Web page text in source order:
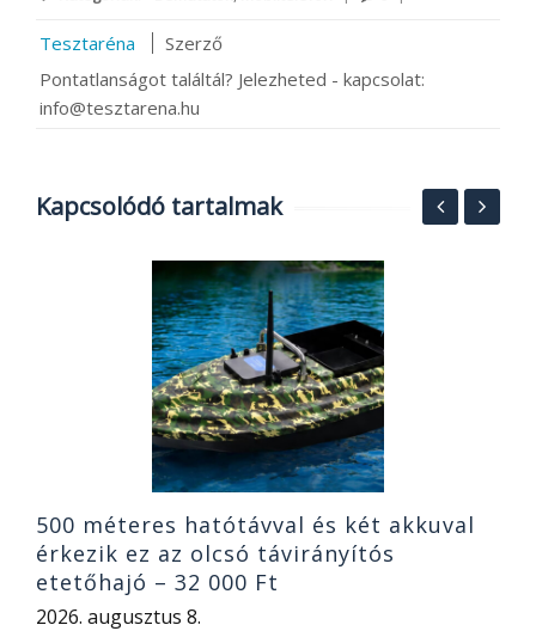
Tesztaréna
Szerző
Pontatlanságot találtál? Jelezheted - kapcsolat:
info@tesztarena.hu
Kapcsolódó tartalmak
500 méteres hatótávval és két akkuval
érkezik ez az olcsó távirányítós
etetőhajó – 32 000 Ft
2026. augusztus 8.